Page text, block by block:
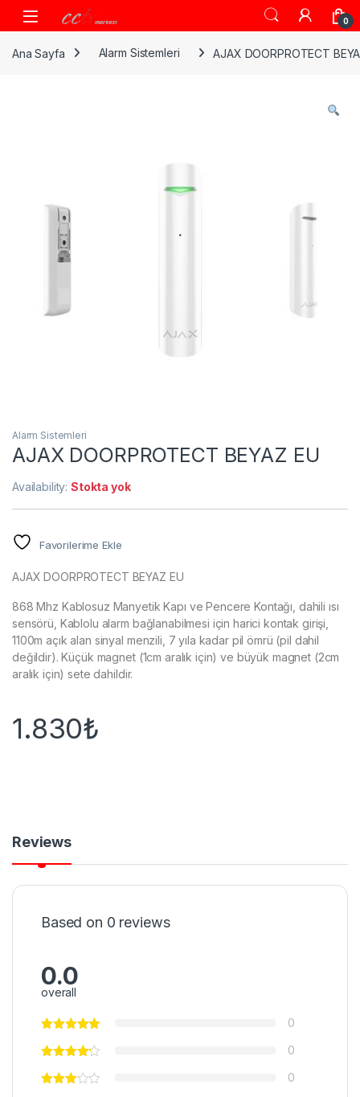
Skip to navigation
Skip to content
0
Ana Sayfa Alarm Sistemleri AJAX DOORPROTECT
Alarm Sistemleri
AJAX DOORPROTECT BEYAZ EU
Availability:Stokta yok
Favorilerime Ekle
AJAX DOORPROTECT BEYAZ EU
868 Mhz Kablosuz Manyetik Kapı ve Pencere Kontağı, dahili ısı
sensörü, Kablolu alarm bağlanabilmesi için harici kontak girişi,
1100m açık alan sinyal menzili, 7 yıla kadar pil ömrü (pil dahil
değildir). Küçük magnet (1cm aralık için) ve büyük magnet (2cm
aralık için) sete dahildir.
1.830₺
Reviews
Based on 0 reviews
0.0
overall
0
0
0